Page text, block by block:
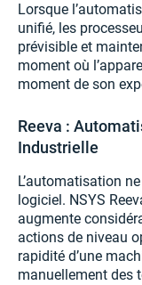
Lorsque
unifié, les
prévisible et
moment où
moment de son
Reeva :
Industrielle
L’automatisation
logiciel. NSYS
augmente
actions de niveau
rapidité d’une
manuellement des